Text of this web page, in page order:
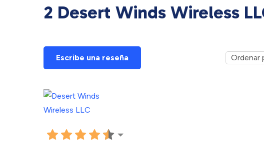
2 Desert Winds Wireless
Escribe una reseña